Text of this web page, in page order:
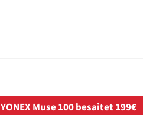
YONEX Muse 100 besaitet 199€